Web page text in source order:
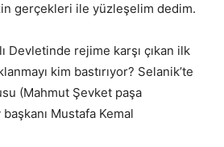
gerçekleri ile yüzleşelim dedim.
Devletinde rejime karşı çıkan ilk
kim bastırıyor? Selanik’te
(Mahmut Şevket paşa
Mustafa Kemal